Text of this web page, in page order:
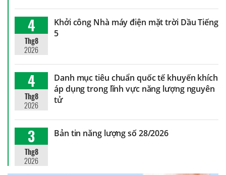
4
Thg8
2026
Khởi công Nhà máy điện mặt trời Dầu Tiếng
5
4
Thg8
2026
Danh mục tiêu chuẩn quốc tế khuyến khích
áp dụng trong lĩnh vực năng lượng nguyên
tử
3
Thg8
2026
Bản tin năng lượng số 28/2026